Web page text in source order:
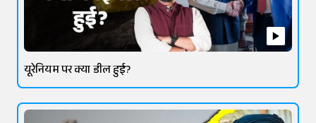
यूरेनियम पर क्या डील हुई?